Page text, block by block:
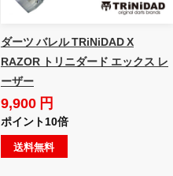
ダーツ バレル TRiNiDAD X
RAZOR トリニダード エックス レ
ーザー
9,900 円
ポイント10倍
送料無料